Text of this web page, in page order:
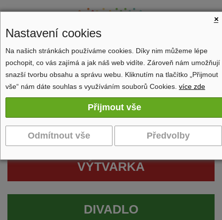
Zobrazit navigaci
VÝTVARKA
DIVADLO
×
Nastavení cookies
Na našich stránkách používáme cookies. Díky nim můžeme lépe
pochopit, co vás zajímá a jak náš web vidíte. Zároveň nám umožňují
snazší tvorbu obsahu a správu webu. Kliknutím na tlačítko „Přijmout
vše“ nám dáte souhlas s využíváním souborů Cookies. více zde